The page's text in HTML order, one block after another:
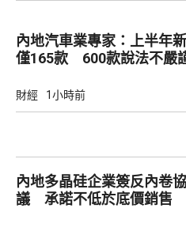
內地汽車業專家：上半年
僅165款 600款說法不嚴
財經 1小時前
內地多晶硅企業簽反內卷協
議 承諾不低於底價銷售